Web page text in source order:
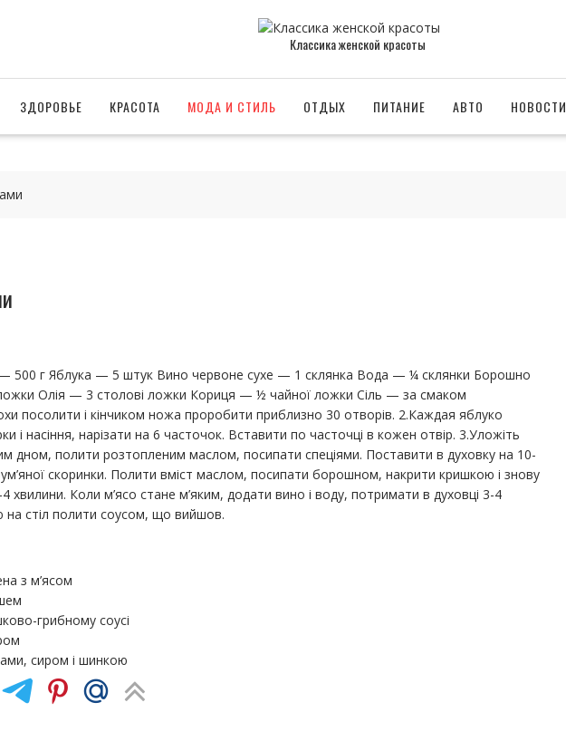
Классика женской красоты
ЗДОРОВЬЕ КРАСОТА МОДА И СТИЛЬ ОТДЫХ ПИТАНИЕ АВТО НОВОСТИ
— 500 г Яблука — 5 штук Вино червоне сухе — 1 склянка Вода — ¼ склянки Борошно
Олія — ​​3 столові ложки Кориця — ½ чайної ложки Сіль — за смаком
посолити і кінчиком ножа проробити приблизно 30 отворів. 2.Каждая яблуко
і насіння, нарізати на 6 часточок. Вставити по часточці в кожен отвір. 3.Уложіть
дном, полити розтопленим маслом, посипати спеціями. Поставити в духовку на 10-
скоринки. Полити вміст маслом, посипати борошном, накрити кришкою і знову
хвилини. Коли м’ясо стане м’яким, додати вино і воду, потримати в духовці 3-4
на стіл полити соусом, що вийшов.
з м’ясом
грибному соусі
сиром і шинкою